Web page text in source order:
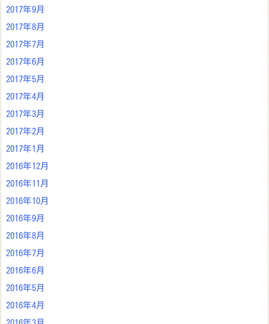
2017年9月
2017年8月
2017年7月
2017年6月
2017年5月
2017年4月
2017年3月
2017年2月
2017年1月
2016年12月
2016年11月
2016年10月
2016年9月
2016年8月
2016年7月
2016年6月
2016年5月
2016年4月